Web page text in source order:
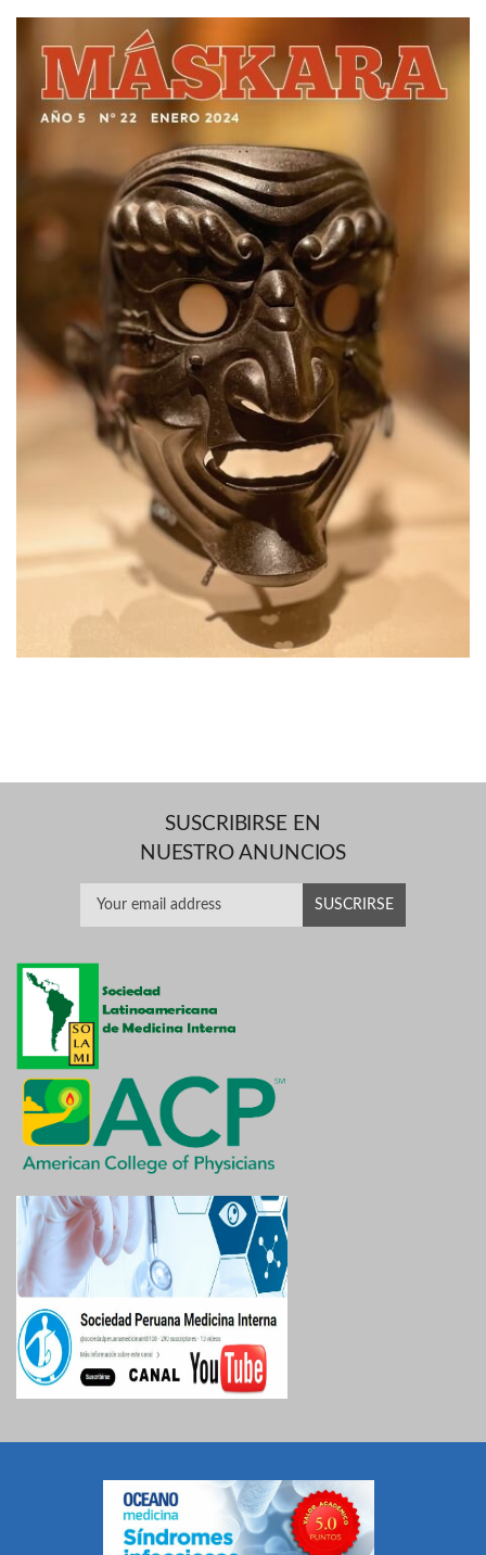
SUSCRIBIRSE EN
NUESTRO ANUNCIOS